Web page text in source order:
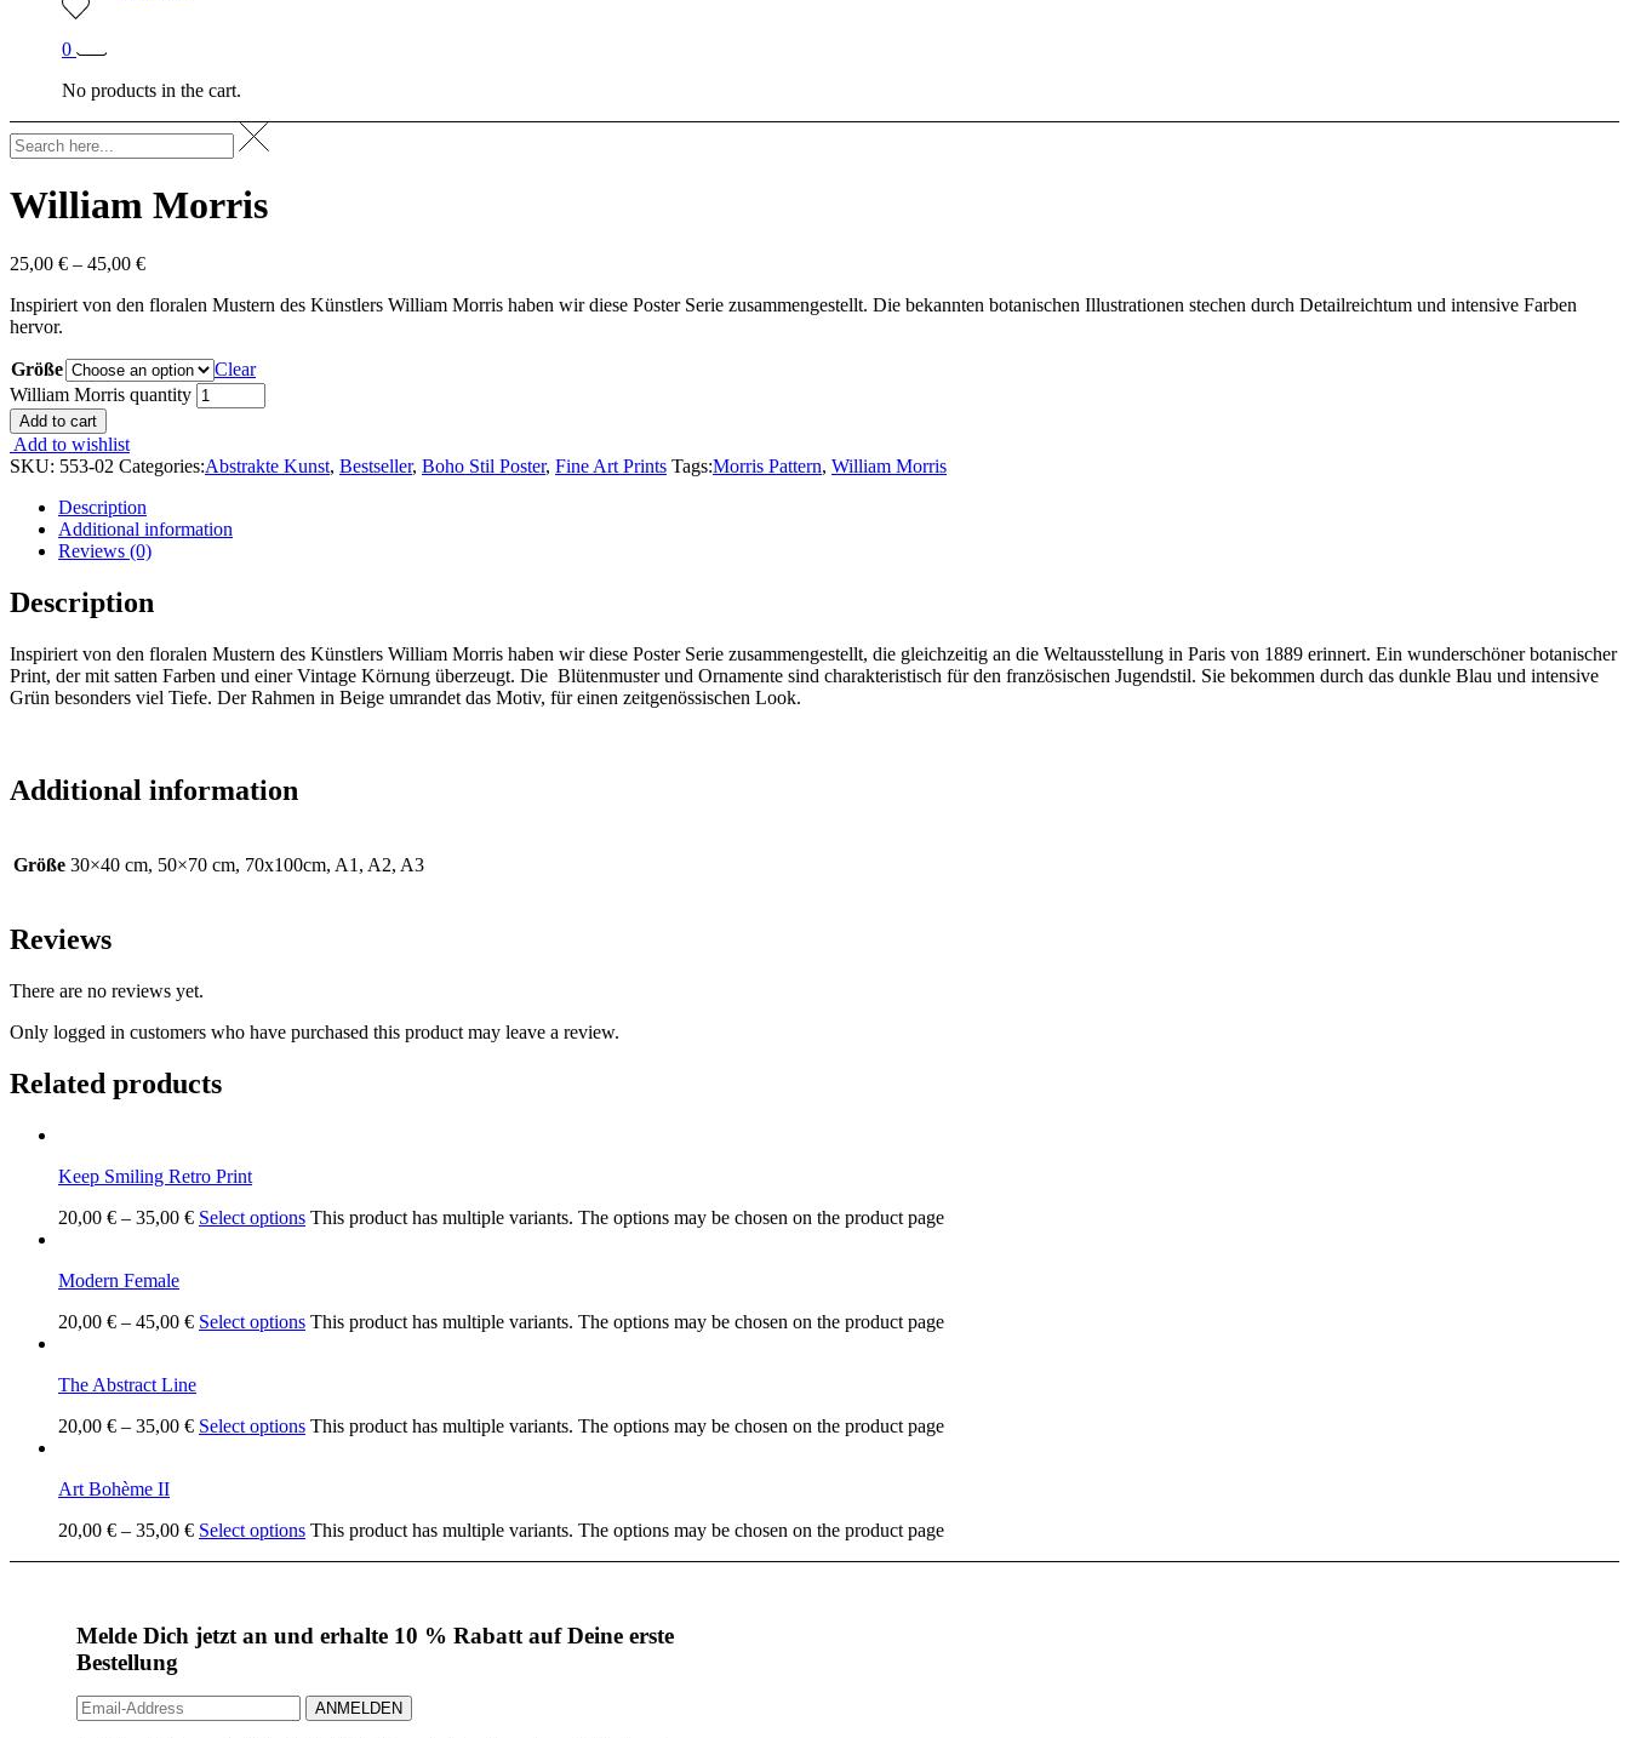
0
No products in the cart.
William Morris
25,00 € – 45,00 €
Inspiriert von den floralen Mustern des Künstlers William Morris haben wir diese Poster Serie zusammengestellt. Die bekannten botanischen Illustrationen stechen durch Detailreichtum und intensive Farben
hervor.
Größe
Clear
William Morris quantity
Add to cart
Add to wishlist
SKU: 553-02 Categories:Abstrakte Kunst, Bestseller, Boho Stil Poster, Fine Art Prints Tags:Morris Pattern, William Morris
Description
Additional information
Reviews (0)
Description
Inspiriert von den floralen Mustern des Künstlers William Morris haben wir diese Poster Serie zusammengestellt, die gleichzeitig an die Weltausstellung in Paris von 1889 erinnert. Ein wunderschöner botanischer
Print, der mit satten Farben und einer Vintage Körnung überzeugt. Die Blütenmuster und Ornamente sind charakteristisch für den französischen Jugendstil. Sie bekommen durch das dunkle Blau und intensive
Grün besonders viel Tiefe. Der Rahmen in Beige umrandet das Motiv, für einen zeitgenössischen Look.
Additional information
Größe 30×40 cm, 50×70 cm, 70x100cm, A1, A2, A3
Reviews
There are no reviews yet.
Only logged in customers who have purchased this product may leave a review.
Related products
Keep Smiling Retro Print
20,00 € – 35,00 € Select options This product has multiple variants. The options may be chosen on the product page
Modern Female
20,00 € – 45,00 € Select options This product has multiple variants. The options may be chosen on the product page
The Abstract Line
20,00 € – 35,00 € Select options This product has multiple variants. The options may be chosen on the product page
Art Bohème II
20,00 € – 35,00 € Select options This product has multiple variants. The options may be chosen on the product page
Melde Dich jetzt an und erhalte 10 % Rabatt auf Deine erste
Bestellung